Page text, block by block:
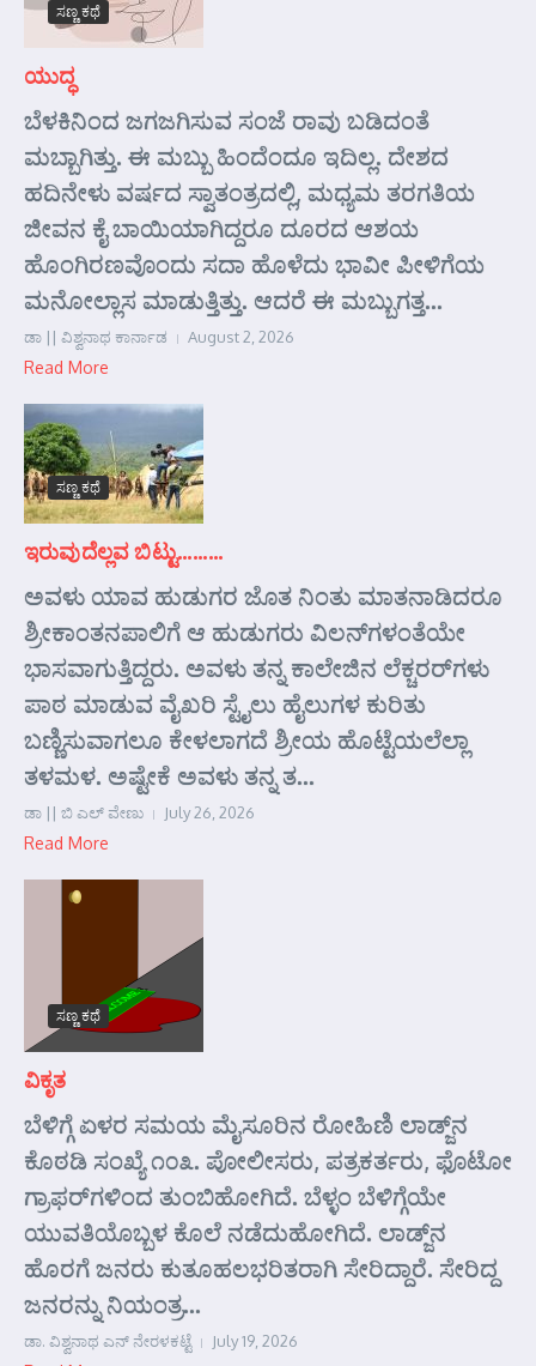
ಸಣ್ಣ ಕಥೆ
ಯುದ್ಧ
ಬೆಳಕಿನಿಂದ ಜಗಜಗಿಸುವ ಸಂಜೆ ರಾವು ಬಡಿದಂತೆ
ಮಬ್ಬಾಗಿತ್ತು. ಈ ಮಬ್ಬು ಹಿಂದೆಂದೂ ಇದಿಲ್ಲ. ದೇಶದ
ಹದಿನೇಳು ವರ್ಷದ ಸ್ವಾತಂತ್ರದಲ್ಲಿ, ಮಧ್ಯಮ ತರಗತಿಯ
ಜೀವನ ಕೈ ಬಾಯಿಯಾಗಿದ್ದರೂ ದೂರದ ಆಶಯ
ಹೊಂಗಿರಣವೊಂದು ಸದಾ ಹೊಳೆದು ಭಾವೀ ಪೀಳಿಗೆಯ
ಮನೋಲ್ಲಾಸ ಮಾಡುತ್ತಿತ್ತು. ಆದರೆ ಈ ಮಬ್ಬುಗತ್ತ...
ಡಾ || ವಿಶ್ವನಾಥ ಕಾರ್ನಾಡ August 2, 2026
Read More
ಸಣ್ಣ ಕಥೆ
ಇರುವುದೆಲ್ಲವ ಬಿಟ್ಟು………
ಅವಳು ಯಾವ ಹುಡುಗರ ಜೊತ ನಿಂತು ಮಾತನಾಡಿದರೂ
ಶ್ರೀಕಾಂತನಪಾಲಿಗೆ ಆ ಹುಡುಗರು ವಿಲನ್‌ಗಳಂತೆಯೇ
ಭಾಸವಾಗುತ್ತಿದ್ದರು. ಅವಳು ತನ್ನ ಕಾಲೇಜಿನ ಲೆಕ್ಚರರ್‌ಗಳು
ಪಾಠ ಮಾಡುವ ವೈಖರಿ ಸ್ಟೈಲು ಹೈಲುಗಳ ಕುರಿತು
ಬಣ್ಣಿಸುವಾಗಲೂ ಕೇಳಲಾಗದೆ ಶ್ರೀಯ ಹೊಟ್ಟೆಯಲೆಲ್ಲಾ
ತಳಮಳ. ಅಷ್ಟೇಕೆ ಅವಳು ತನ್ನ ತ...
ಡಾ || ಬಿ ಎಲ್ ವೇಣು July 26, 2026
Read More
ಸಣ್ಣ ಕಥೆ
ವಿಕೃತ
ಬೆಳಿಗ್ಗೆ ಏಳರ ಸಮಯ ಮೈಸೂರಿನ ರೋಹಿಣಿ ಲಾಡ್ಜ್‌ನ
ಕೊಠಡಿ ಸಂಖ್ಯೆ ೧೦೩. ಪೋಲೀಸರು, ಪತ್ರಕರ್ತರು, ಫೊಟೋ
ಗ್ರಾಫರ್‌ಗಳಿಂದ ತುಂಬಿಹೋಗಿದೆ. ಬೆಳ್ಳಂ ಬೆಳಿಗ್ಗೆಯೇ
ಯುವತಿಯೊಬ್ಬಳ ಕೊಲೆ ನಡೆದುಹೋಗಿದೆ. ಲಾಡ್ಜ್‌ನ
ಹೊರಗೆ ಜನರು ಕುತೂಹಲಭರಿತರಾಗಿ ಸೇರಿದ್ದಾರೆ. ಸೇರಿದ್ದ
ಜನರನ್ನು ನಿಯಂತ್ರ...
ಡಾ. ವಿಶ್ವನಾಥ ಎನ್ ನೇರಳಕಟ್ಟೆ July 19, 2026